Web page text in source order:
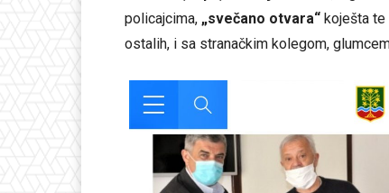
policajcima, „svečano otvara“ koješta
ostalih, i sa stranačkim kolegom,